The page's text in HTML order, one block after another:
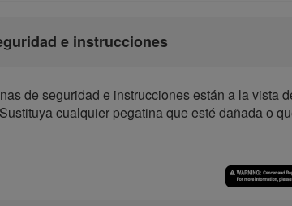
e instrucciones
de seguridad e instrucciones están a la vista
cualquier pegatina que esté dañada o